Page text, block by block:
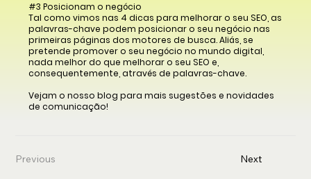
#3 Posicionam o negócio
Tal como vimos nas 4 dicas para melhorar o seu SEO, as
palavras-chave podem posicionar o seu negócio nas
primeiras páginas dos motores de busca. Aliás, se
pretende promover o seu negócio no mundo digital,
nada melhor do que melhorar o seu SEO e,
consequentemente, através de palavras-chave.
Vejam o nosso blog para mais sugestões e novidades
de comunicação!
Previous Next